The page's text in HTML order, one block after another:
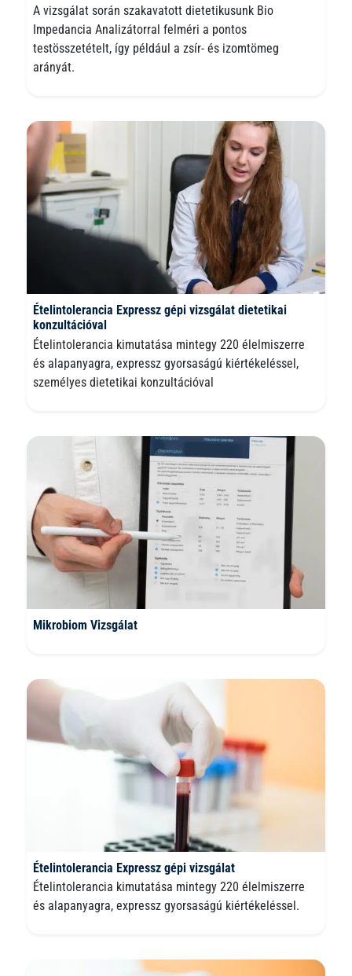
A vizsgálat során szakavatott dietetikusunk Bio
Impedancia Analizátorral felméri a pontos
testösszetételt, így például a zsír- és izomtömeg
arányát.
Ételintolerancia Expressz gépi vizsgálat dietetikai
konzultációval
Ételintolerancia kimutatása mintegy 220 élelmiszerre
és alapanyagra, expressz gyorsaságú kiértékeléssel,
személyes dietetikai konzultációval
Mikrobiom Vizsgálat
Ételintolerancia Expressz gépi vizsgálat
Ételintolerancia kimutatása mintegy 220 élelmiszerre
és alapanyagra, expressz gyorsaságú kiértékeléssel.